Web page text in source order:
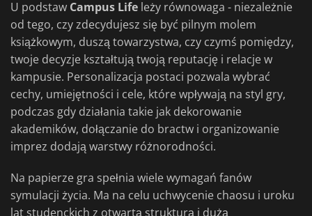
U podstaw Campus Life leży równowaga - niezależnie
od tego, czy zdecydujesz się być pilnym molem
książkowym, duszą towarzystwa, czy czymś pomiędzy,
twoje decyzje kształtują twoją reputację i relacje w
kampusie. Personalizacja postaci pozwala wybrać
cechy, umiejętności i cele, które wpływają na styl gry,
podczas gdy działania takie jak dekorowanie
akademików, dołączanie do bractw i organizowanie
imprez dodają warstwy różnorodności.
Na papierze gra spełnia wiele wymagań fanów
symulacji życia. Ma na celu uchwycenie chaosu i uroku
lat studenckich z otwartą strukturą i dużą